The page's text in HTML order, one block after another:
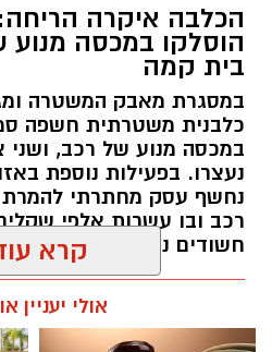
הוסלקו במכסה מנוע
בית קמה
במסגרת מאבק המשטרה
כלבנית משטרתית חשפה
במכסה מנוע של רכב, ושני
נעצרו. בפעילות נוספת
נחשף עסק מחתרתי להמרת
רכב ובו עשרות אלפי
חשודים נעצרו בסך הכל.
קרא
אולי יעניין